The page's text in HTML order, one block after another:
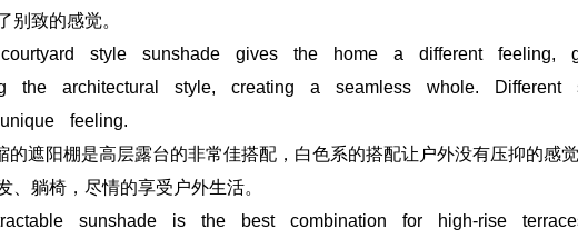
别致的感觉。
style sunshade gives the home a different feeling,
the architectural style, creating a seamless whole.
feeling.
阳棚是高层露台的非常佳搭配，白色系的搭配让户外没有压抑的感觉
、躺椅，尽情的享受户外生活。
sunshade is the best combination for high-rise